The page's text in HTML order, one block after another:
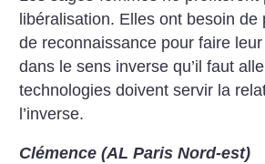
libéralisation. Elles ont besoin de
de reconnaissance pour faire leur
dans le sens inverse qu’il faut
technologies doivent servir la
l’inverse.
Clémence (AL Paris Nord-est)